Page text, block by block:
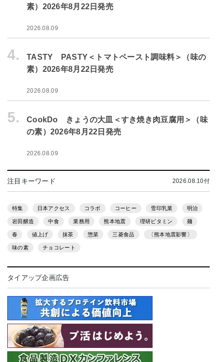
素）2026年8月22日発売
2026.08.09
4.
TASTY PASTY＜トマトペースト調味料＞（味の
素）2026年8月22日発売
2026.08.09
5.
CookDo きょうの大皿＜すき焼き肉豆腐用＞（味
の素）2026年8月22日発売
2026.08.09
注目キーワード 2026.08.10付
特集 日本アクセス コラボ コーヒー 雪印乳業 明治
岩田醸造 中食 業務用 熊本地震 理研ビタミン 麺
春 値上げ 抹茶 惣菜 三菱食品 〔熊本地震影響〕
味の素 チョコレート
タイアップ企画広告